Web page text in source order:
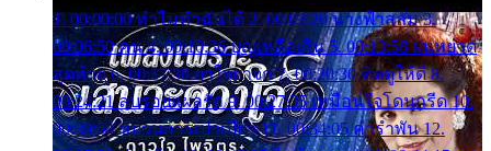
1. 00:00:00 ทำไมทำฉันได้ 2. 00:03:20 นางฟ้าสลัม 3.
00:06:50 คน 4. 00:10:36 บุญเหลือเกิน 5. 00:13:58 ฝนหยาด
สุดท้าย 6. 00:17:30 ยาใจยาจก 7. 00:20:30 คิดดูให้ดี 8.
00:24:21 ลบรอยแผลรัก 9. 00:27:35 เหมือนใจโดนกรีด 10.
00:30:54 ขบวนการเปาเปียว 11. 00:34:05 คำรำพัน 12.